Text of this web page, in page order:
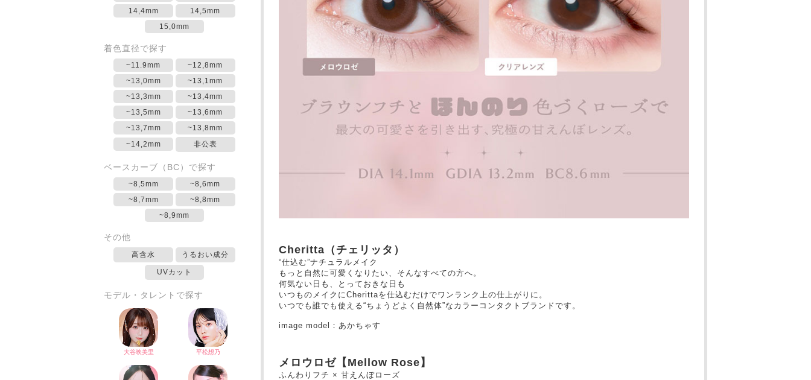
14,4mm
14,5mm
15,0mm
着色直径で探す
~11.9mm
~12,8mm
~13,0mm
~13,1mm
~13,3mm
~13,4mm
~13,5mm
~13,6mm
~13,7mm
~13,8mm
~14,2mm
非公表
ベースカーブ（BC）で探す
~8,5mm
~8,6mm
~8,7mm
~8,8mm
~8,9mm
その他
高含水 うるおい成分
UVカット
モデル・タレントで探す
Cheritta（チェリッタ）
“仕込む”ナチュラルメイク
もっと自然に可愛くなりたい、そんなすべての方へ。
何気ない日も、とっておきな日も
いつものメイクにCherittaを仕込むだけでワンランク上の仕上がりに。
いつでも誰でも使える“ちょうどよく自然体”なカラーコンタクトブランドです。
image model：あかちゃす
メロウロゼ【Mellow Rose】
ふんわりフチ × 甘えんぼローズ